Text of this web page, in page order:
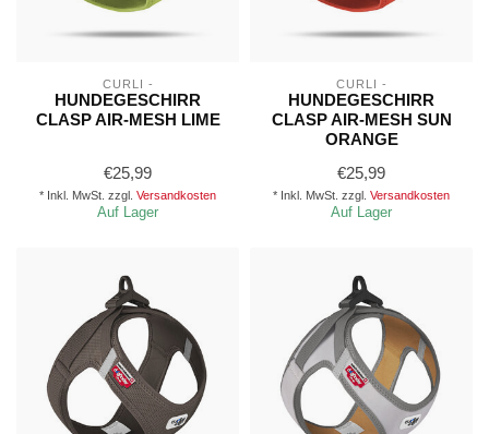
CURLI -
HUNDEGESCHIRR
CLASP AIR-MESH LIME
€25,99
* Inkl. MwSt. zzgl. Versandkosten
Auf Lager
CURLI -
HUNDEGESCHIRR
CLASP AIR-MESH SUN
ORANGE
€25,99
* Inkl. MwSt. zzgl. Versandkosten
Auf Lager